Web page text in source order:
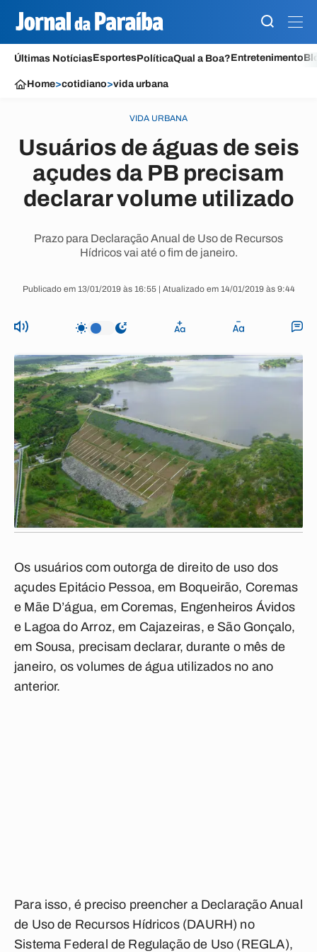
Últimas NotíciasEsportesPolíticaQual a Boa?Entretenimento
Home>cotidiano>vida urbana
VIDA URBANA
Usuários de águas de seis
açudes da PB precisam
declarar volume utilizado
Prazo para Declaração Anual de Uso de Recursos
Hídricos vai até o fim de janeiro.
Publicado em 13/01/2019 às 16:55 | Atualizado em 14/01/2019 às 9:44
Os usuários com outorga de direito de uso dos
açudes Epitácio Pessoa, em Boqueirão, Coremas
e Mãe D’água, em Coremas, Engenheiros Ávidos
e Lagoa do Arroz, em Cajazeiras, e São Gonçalo,
em Sousa, precisam declarar, durante o mês de
janeiro, os volumes de água utilizados no ano
anterior.
Para isso, é preciso preencher a Declaração Anual
de Uso de Recursos Hídricos (DAURH) no
Sistema Federal de Regulação de Uso (REGLA),